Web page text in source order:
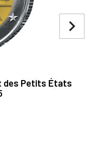
des Petits États
navigate_next